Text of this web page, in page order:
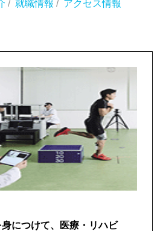
/ 就職情報 / アクセス情報
につけて、医療・リハビ